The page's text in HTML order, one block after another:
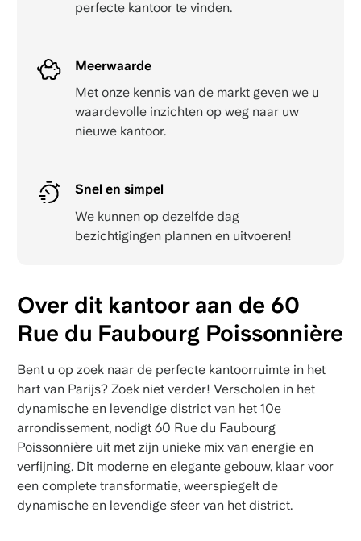
perfecte kantoor te vinden.
Meerwaarde
Met onze kennis van de markt geven we u
waardevolle inzichten op weg naar uw
nieuwe kantoor.
Snel en simpel
We kunnen op dezelfde dag
bezichtigingen plannen en uitvoeren!
Over dit kantoor aan de 60
Rue du Faubourg Poissonnière
Bent u op zoek naar de perfecte kantoorruimte in het
hart van Parijs? Zoek niet verder! Verscholen in het
dynamische en levendige district van het 10e
arrondissement, nodigt 60 Rue du Faubourg
Poissonnière uit met zijn unieke mix van energie en
verfijning. Dit moderne en elegante gebouw, klaar voor
een complete transformatie, weerspiegelt de
dynamische en levendige sfeer van het district.